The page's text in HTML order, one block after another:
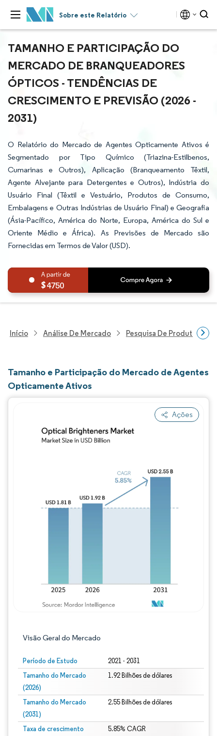
Sobre este Relatório
TAMANHO E PARTICIPAÇÃO DO
MERCADO DE BRANQUEADORES
ÓPTICOS - TENDÊNCIAS DE
CRESCIMENTO E PREVISÃO (2026 -
2031)
O Relatório do Mercado de Agentes Opticamente Ativos é
Segmentado por Tipo Químico (Triazina-Estilbenos,
Cumarinas e Outros), Aplicação (Branqueamento Têxtil,
Agente Alvejante para Detergentes e Outros), Indústria do
Usuário Final (Têxtil e Vestuário, Produtos de Consumo,
Embalagens e Outras Indústrias de Usuário Final) e Geografia
(Ásia-Pacífico, América do Norte, Europa, América do Sul e
Oriente Médio e África). As Previsões de Mercado são
Fornecidas em Termos de Valor (USD).
4750
Início Análise De Mercado Pesquisa De Produtos
Tamanho e Participação do Mercado de Agentes
Opticamente Ativos
Ações
Visão Geral do Mercado
Período de Estudo 2021 - 2031
Tamanho do Mercado
(2026)
1.92 Bilhões de dólares
Tamanho do Mercado
(2031)
2.55 Bilhões de dólares
Taxa de crescimento
5.85% CAGR